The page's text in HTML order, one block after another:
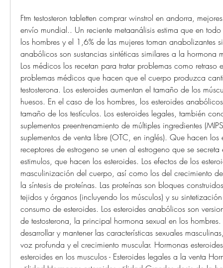
Ftm testosteron tabletten comprar winstrol en andorra,
envío mundial.. Un reciente metaanálisis estima que en
los hombres y el 1,6% de las mujeres toman anabolizantes
anabólicos son sustancias sintéticas similares a la hormona
Los médicos los recetan para tratar problemas como retraso
problemas médicos que hacen que el cuerpo produzca
testosterona. Los esteroides aumentan el tamaño de los
huesos. En el caso de los hombres, los esteroides
tamaño de los testículos. Los esteroides legales, también
suplementos preentrenamiento de múltiples ingredientes
suplementos de venta libre (OTC, en inglés). Que hacen los
receptores de estrogeno se unen al estrogeno que se secreta
estimulos, que hacen los esteroides. Los efectos de los
masculinización del cuerpo, así como los del crecimiento
la síntesis de proteínas. Las proteínas son bloques
tejidos y órganos (incluyendo los músculos) y su
consumo de esteroides. Los esteroides anabólicos son
de testosterona, la principal hormona sexual en los
desarrollar y mantener las características sexuales
voz profunda y el crecimiento muscular. Hormonas
esteroides en los musculos - Esteroides legales a la venta